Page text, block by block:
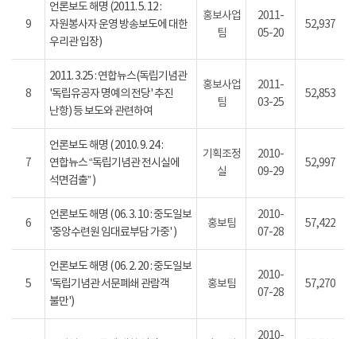
9
언론보도 해명 (2011. 5. 12 :
자원봉사자 운영 방송보도에 대한
우리관 입장)
홍보사업
팀
2011-
05-20
52,937
8
2011. 3.25 : 연합뉴스(독립기념관
'독립유공자 명예의 전당' 추진
난항) 등 보도와 관련하여
홍보사업
팀
2011-
03-25
52,853
7
언론보도 해명 ( 2010. 9. 24 :
연합뉴스 “독립기념관 전시실에
석면검출” )
기획조정
실
2010-
09-29
52,997
6
언론보도 해명 ( 06. 3. 10 : 중도일보
'중앙수련원 임대료부담 가중' )
홍보팀
2010-
07-28
57,422
5
언론보도 해명 ( 06. 2. 20 : 중도일보
'독립기념관 서문폐쇄 관람객
불만')
홍보팀
2010-
07-28
57,270
2010-